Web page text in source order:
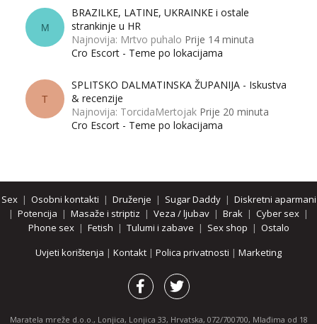
M
BRAZILKE, LATINE, UKRAINKE i ostale
strankinje u HR
Najnovija: Mrtvo puhalo Prije 14 minuta
Cro Escort - Teme po lokacijama
T
SPLITSKO DALMATINSKA ŽUPANIJA - Iskustva
& recenzije
Najnovija: TorcidaMertojak Prije 20 minuta
Cro Escort - Teme po lokacijama
Sex| Osobni kontakti | Druženje | Sugar Daddy| Diskretni aparmani
| Potencija | Masaže i striptiz | Veza / ljubav | Brak | Cyber sex |
Phone sex| Fetish | Tulumi i zabave | Sex shop | Ostalo
Uvjeti korištenja | Kontakt | Polica privatnosti | Marketing
Maratela mreže d.o.o., Lonjica, Lonjica 33, Hrvatska, 072/700700, Mlađima od 18